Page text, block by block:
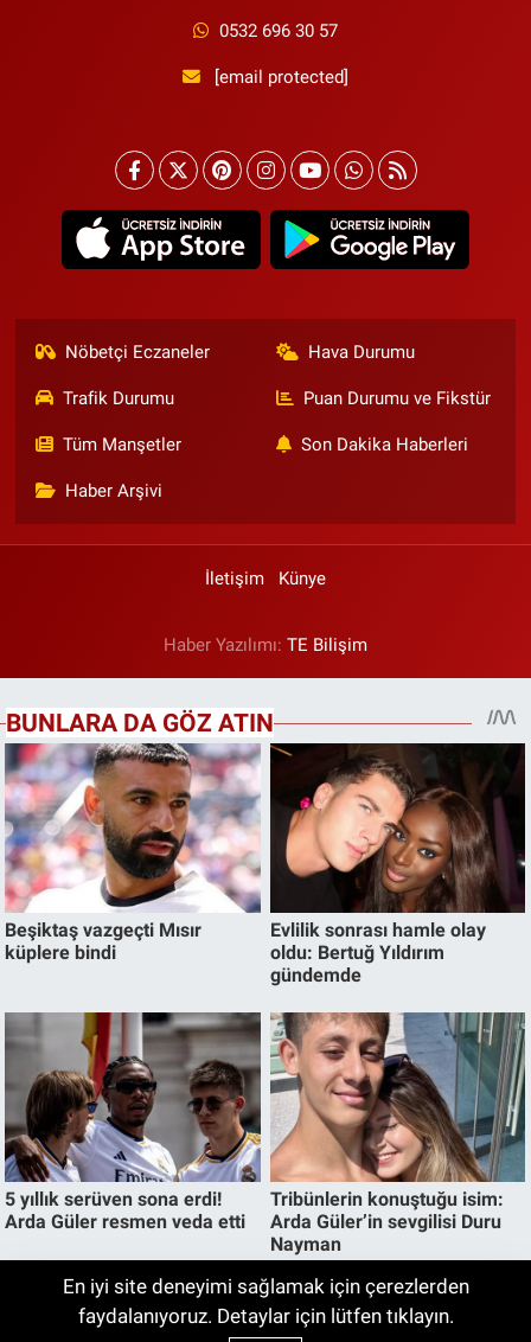
0532 696 30 57
[email protected]
Nöbetçi Eczaneler Hava Durumu
Trafik Durumu Puan Durumu ve Fikstür
Tüm Manşetler Son Dakika Haberleri
Haber Arşivi
İletişim Künye
Haber Yazılımı: TE Bilişim
En iyi site deneyimi sağlamak için çerezlerden
faydalanıyoruz. Detaylar için lütfen tıklayın.
WhatsApp Gruplarında Büyük Değişiklik!